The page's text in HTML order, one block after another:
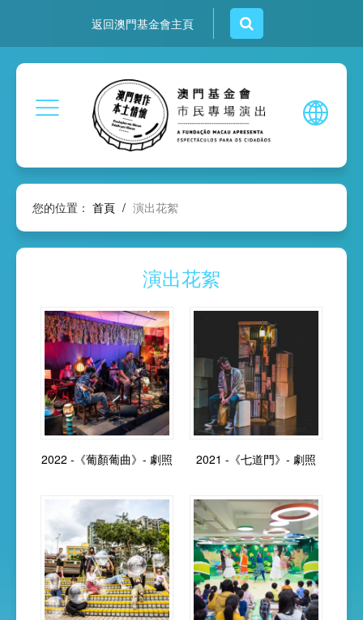
返回澳門基金會主頁
您的位置： 首頁 / 演出花絮
演出花絮
2022 -《葡顏葡曲》- 劇照 2021 -《七道門》- 劇照